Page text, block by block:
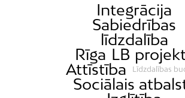
Integrācija
Sabiedrības
līdzdalība
Rīga LB
Attīstība
Līdzdalības
Sociālais